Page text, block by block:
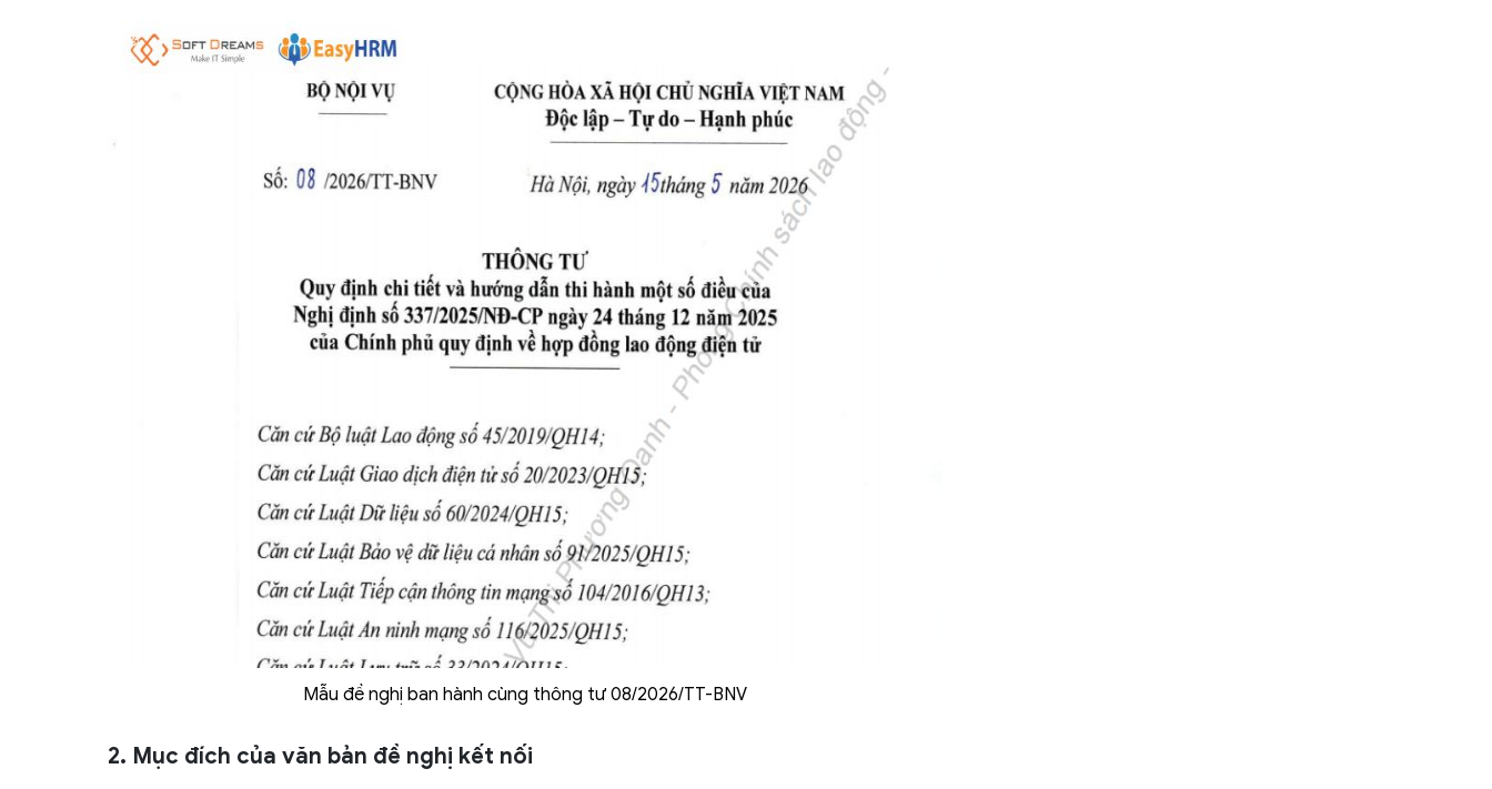
Mẫu đề nghị ban hành cùng thông tư 08/2026/TT-BNV
2. Mục đích của văn bản đề nghị kết nối